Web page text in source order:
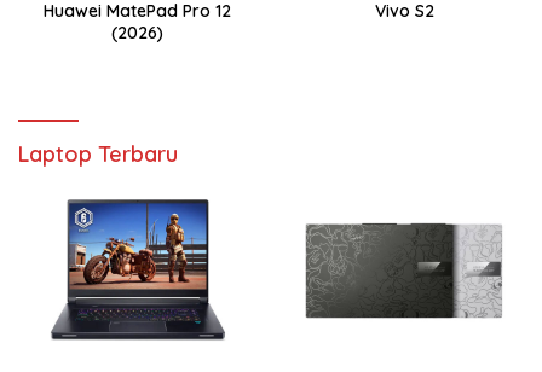
Huawei MatePad Pro 12
(2026)
Vivo S2
Laptop Terbaru